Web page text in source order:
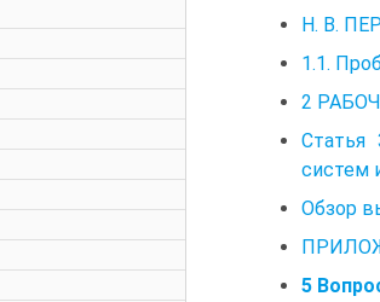
Н. В.
1.1.
2
Статья
систем
Обзор
5